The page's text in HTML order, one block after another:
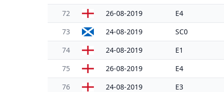
72 26-08-2019 E4
73 24-08-2019 SC0
74 24-08-2019 E1
75 26-08-2019 E4
76 24-08-2019 E3